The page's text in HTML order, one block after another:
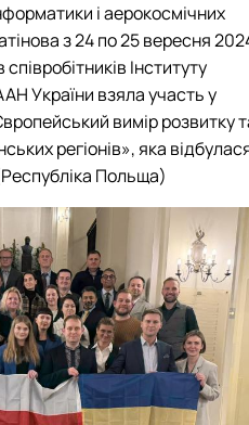
і аерокосмічних
з 24 по 25 вересня
Інституту
України взяла участь у
вимір розвитку
регіонів», яка
Польща)